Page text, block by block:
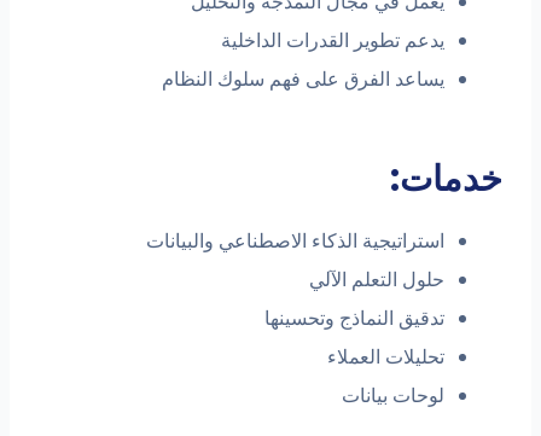
يدعم تطوير القدرات الداخلية
يساعد الفرق على فهم سلوك النظام
خدمات:
استراتيجية الذكاء الاصطناعي والبيانات
حلول التعلم الآلي
تدقيق النماذج وتحسينها
تحليلات العملاء
لوحات بيانات